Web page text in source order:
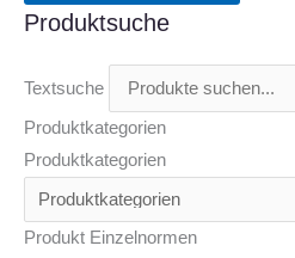
Produktsuche
Textsuche
Produktkategorien
Produktkategorien
Produkt Einzelnormen